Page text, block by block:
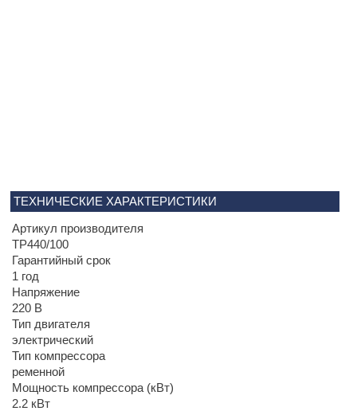
ТЕХНИЧЕСКИЕ ХАРАКТЕРИСТИКИ
Артикул производителя
TP440/100
Гарантийный срок
1 год
Напряжение
220 В
Тип двигателя
электрический
Тип компрессора
ременной
Мощность компрессора (кВт)
2.2 кВт